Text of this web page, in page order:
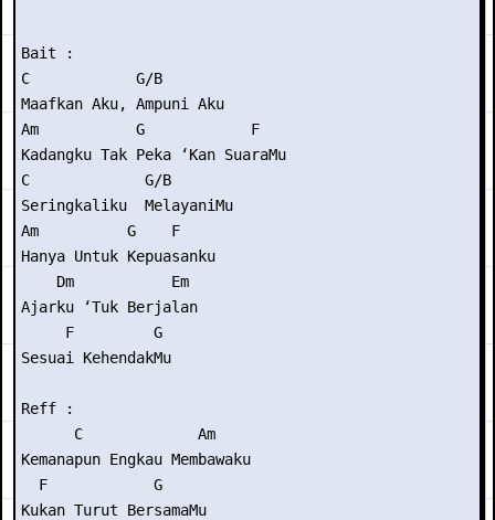
Bait :
C            G/B
Maafkan Aku, Ampuni Aku
Am           G            F
Kadangku Tak Peka ‘Kan SuaraMu
C             G/B
Seringkaliku  MelayaniMu
Am          G    F
Hanya Untuk Kepuasanku
    Dm           Em
Ajarku ‘Tuk Berjalan
     F         G
Sesuai KehendakMu
Reff :
      C             Am
Kemanapun Engkau Membawaku
  F            G
Kukan Turut BersamaMu